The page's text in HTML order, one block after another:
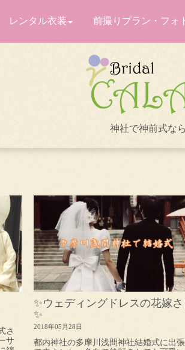
レンタル衣装 前撮りプラン・フォ
神社で神前式な
さ
サ
✨ウェディングドレスの花嫁さ
✨
2018年05月28日
都内神社の多摩川浅間神社結婚式に出